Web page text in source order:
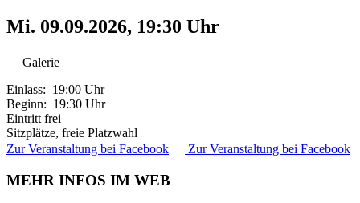
Mi. 09.09.2026, 19:30 Uhr
Galerie
Einlass: 19:00 Uhr
Beginn: 19:30 Uhr
Eintritt frei
Sitzplätze, freie Platzwahl
Zur Veranstaltung bei Facebook
Zur Veranstaltung bei Facebook
MEHR INFOS IM WEB